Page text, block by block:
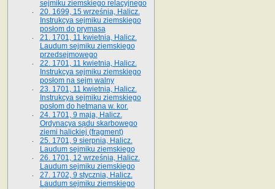
sejmiku ziemskiego relacyjnego
20. 1699, 15 września, Halicz.
Instrukcya sejmiku ziemskiego
posłom do prymasa
21. 1701, 11 kwietnia, Halicz.
Laudum sejmiku ziemskiego
przedsejmowego
22. 1701, 11 kwietnia, Halicz.
Instrukcya sejmiku ziemskiego
posłom na sejm walny
23. 1701, 11 kwietnia, Halicz.
Instrukcya sejmiku ziemskiego
posłom do hetmana w. kor.
24. 1701, 9 maja, Halicz.
Ordynacya sądu skarbowego
ziemi halickiej (fragment)
25. 1701, 9 sierpnia, Halicz.
Laudum sejmiku ziemskiego
26. 1701, 12 września, Halicz.
Laudum sejmiku ziemskiego
27. 1702, 9 stycznia, Halicz.
Laudum sejmiku ziemskiego